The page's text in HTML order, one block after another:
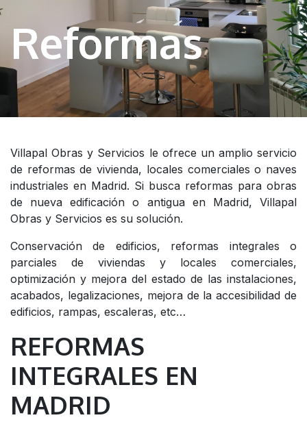
Reformas
Villapal Obras y Servicios le ofrece un amplio servicio
de reformas de vivienda, locales comerciales o naves
industriales en Madrid. Si busca reformas para obras
de nueva edificación o antigua en Madrid, Villapal
Obras y Servicios es su solución.
Conservación de edificios, reformas integrales o
parciales de viviendas y locales comerciales,
optimización y mejora del estado de las instalaciones,
acabados, legalizaciones, mejora de la accesibilidad de
edificios, rampas, escaleras, etc…
REFORMAS
INTEGRALES EN
MADRID